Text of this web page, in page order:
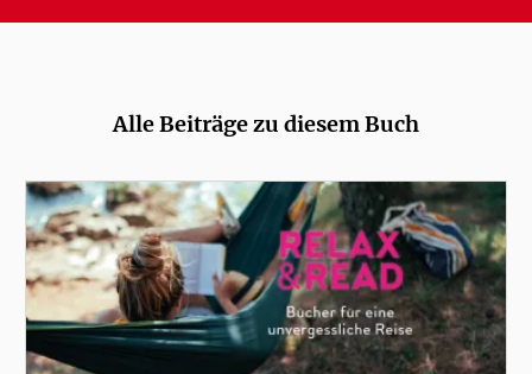
Alle Beiträge zu diesem Buch